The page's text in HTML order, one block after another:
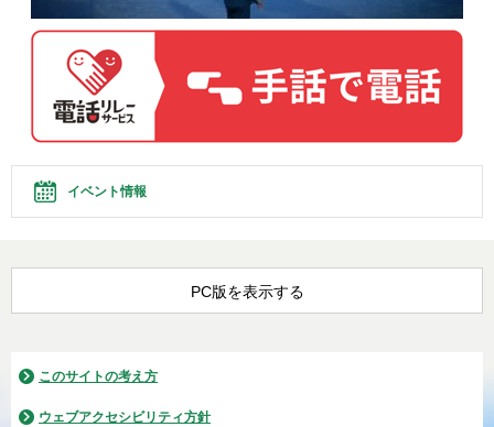
イベント情報
PC版を表示する
このサイトの考え方
ウェブアクセシビリティ方針